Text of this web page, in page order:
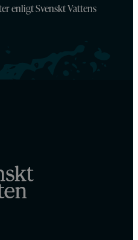
enligt Svenskt Vattens